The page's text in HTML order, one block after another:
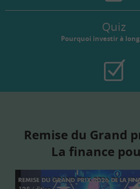
Quiz
Pourquoi investir à
Remise du Grand
La finance